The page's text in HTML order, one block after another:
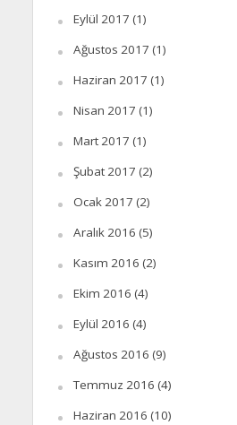
Eylül 2017 (1)
Ağustos 2017 (1)
Haziran 2017 (1)
Nisan 2017 (1)
Mart 2017 (1)
Şubat 2017 (2)
Ocak 2017 (2)
Aralık 2016 (5)
Kasım 2016 (2)
Ekim 2016 (4)
Eylül 2016 (4)
Ağustos 2016 (9)
Temmuz 2016 (4)
Haziran 2016 (10)